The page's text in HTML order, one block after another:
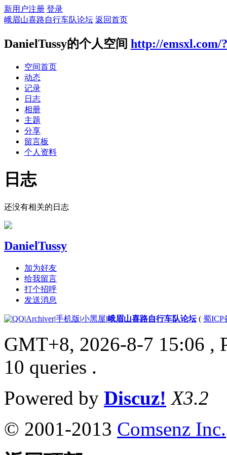
新用户注册 登录
峨眉山喜路自行车队论坛 返回首页
DanielTussy的个人空间 http://emsxl.com/
空间首页
动态
记录
日志
相册
主题
分享
留言板
个人资料
日志
还没有相关的日志
DanielTussy
加为好友
给我留言
打个招呼
发送消息
|Archiver|手机版|小黑屋|峨眉山喜路自行车队论坛( 蜀ICP
GMT+8, 2026-8-7 15:06 ,
10 queries .
Powered by Discuz! X3.2
© 2001-2013 Comsenz Inc.